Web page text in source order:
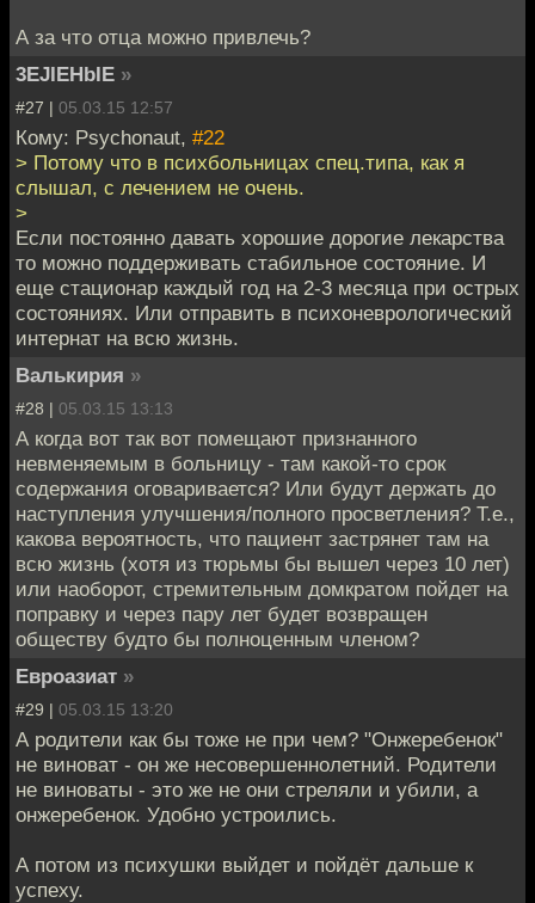
А за что отца можно привлечь?
3EJIEHbIE »
#27 | 05.03.15 12:57
Кому: Psychonaut, #22
> Потому что в психбольницах спец.типа, как я
слышал, с лечением не очень.
>
Если постоянно давать хорошие дорогие лекарства
то можно поддерживать стабильное состояние. И
еще стационар каждый год на 2-3 месяца при острых
состояниях. Или отправить в психоневрологический
интернат на всю жизнь.
Валькирия »
#28 | 05.03.15 13:13
А когда вот так вот помещают признанного
невменяемым в больницу - там какой-то срок
содержания оговаривается? Или будут держать до
наступления улучшения/полного просветления? Т.е.,
какова вероятность, что пациент застрянет там на
всю жизнь (хотя из тюрьмы бы вышел через 10 лет)
или наоборот, стремительным домкратом пойдет на
поправку и через пару лет будет возвращен
обществу будто бы полноценным членом?
Евроазиат »
#29 | 05.03.15 13:20
А родители как бы тоже не при чем? "Онжеребенок"
не виноват - он же несовершеннолетний. Родители
не виноваты - это же не они стреляли и убили, а
онжеребенок. Удобно устроились.
А потом из психушки выйдет и пойдёт дальше к
успеху.